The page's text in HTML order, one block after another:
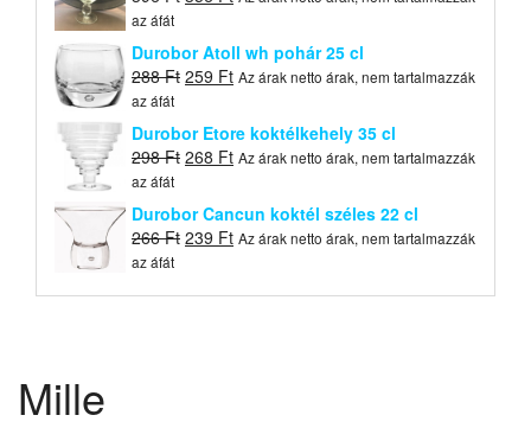
was:
396 Ft.
is:
356 Ft.
az áfát
Durobor Atoll wh pohár 25 cl
288Ft Original
was:
288 Ft.
259 FtCurrent
259 Ft.
Az árak netto árak, nem tartalmazzák
az áfát
Durobor Etore koktélkehely 35 cl
298Ft Original
was:
298 Ft.
268 FtCurrent
268 Ft.
Az árak netto árak, nem tartalmazzák
az áfát
Durobor Cancun koktél széles 22 cl
266Ft Original
239 FtCurrent
Az árak netto árak, nem tartalmazzák
az áfát
Mille